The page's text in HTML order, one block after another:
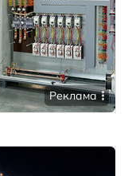
Реклама